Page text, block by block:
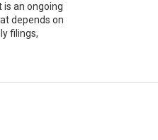
an ongoing
depends on
filings,